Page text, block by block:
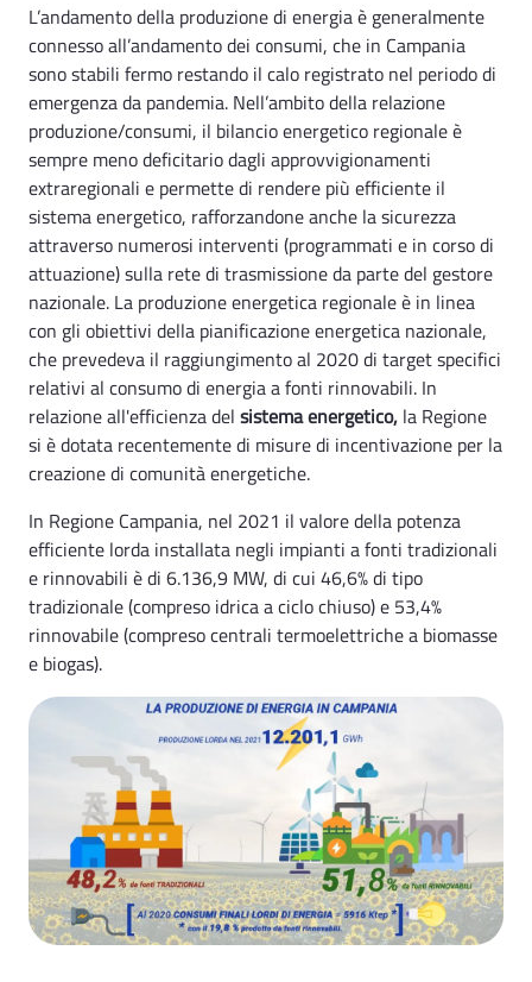
L’andamento della produzione di energia è generalmente
connesso all’andamento dei consumi, che in Campania
sono stabili fermo restando il calo registrato nel periodo di
emergenza da pandemia. Nell’ambito della relazione
produzione/consumi, il bilancio energetico regionale è
sempre meno deficitario dagli approvvigionamenti
extraregionali e permette di rendere più efficiente il
sistema energetico, rafforzandone anche la sicurezza
attraverso numerosi interventi (programmati e in corso di
attuazione) sulla rete di trasmissione da parte del gestore
nazionale. La produzione energetica regionale è in linea
con gli obiettivi della pianificazione energetica nazionale,
che prevedeva il raggiungimento al 2020 di target specifici
relativi al consumo di energia a fonti rinnovabili. In
relazione all'efficienza del sistema energetico, la Regione
si è dotata recentemente di misure di incentivazione per la
creazione di comunità energetiche.
In Regione Campania, nel 2021 il valore della potenza
efficiente lorda installata negli impianti a fonti tradizionali
e rinnovabili è di 6.136,9 MW, di cui 46,6% di tipo
tradizionale (compreso idrica a ciclo chiuso) e 53,4%
rinnovabile (compreso centrali termoelettriche a biomasse
e biogas).